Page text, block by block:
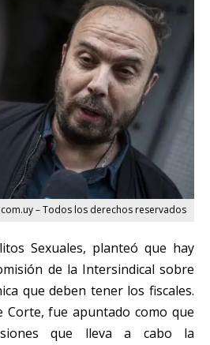
– Todos los derechos reservados
Sexuales, planteó que hay
de la Intersindical sobre
que deben tener los fiscales.
Corte, fue apuntado como que
que lleva a cabo la